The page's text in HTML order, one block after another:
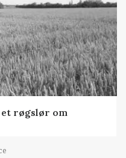
røgslør om